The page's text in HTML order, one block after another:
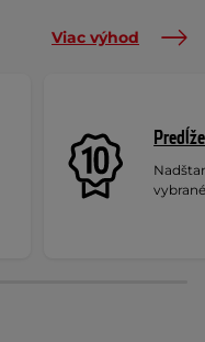
Viac výhod